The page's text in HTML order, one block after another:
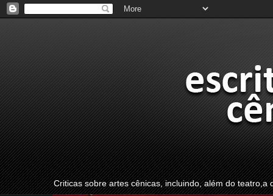
Criticas sobre artes cênicas, incluindo, além do